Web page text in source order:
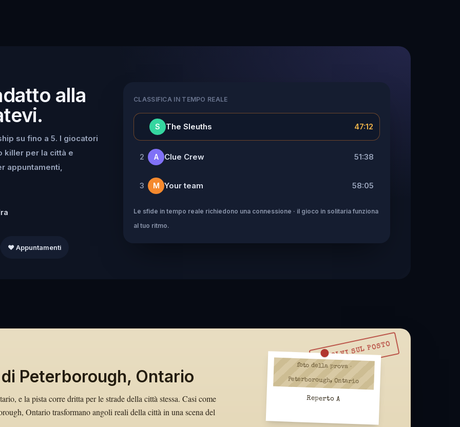
alla
su fino a 5. I giocatori
killer per la città e
appuntamenti,
❤️ Appuntamenti
CLASSIFICA IN TEMPO REALE
S The Sleuths 47:12
2 A Clue Crew 51:38
3 M Your team 58:05
Le sfide in tempo reale richiedono una connessione · il gioco in solitaria funziona
al tuo ritmo.
RISOLVI SUL POSTO
Peterborough, Ontario
e la pista corre dritta per le strade della città stessa. Casi come
Ontario trasformano angoli reali della città in una scena del
foto della prova ·
Peterborough, Ontario
Reperto A